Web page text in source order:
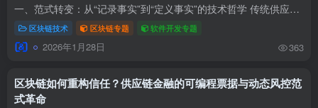
一、范式转变：从“记录事实”到“定义事实”的技术哲学 传统供应链信息化系统的核心是“记录”已经发生的业务事实，其信任建立在事后审计与商业主体的信誉之上。而区块链技术的引入，带来了一...
区块链技术 区块链专题 软件开发专题
2026年1月28日 363
区块链如何重构信任？供应链金融的可编程票据与动态风控范
式革命